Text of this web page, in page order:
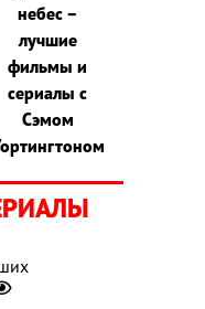
небес –
лучшие
фильмы и
сериалы с
Сэмом